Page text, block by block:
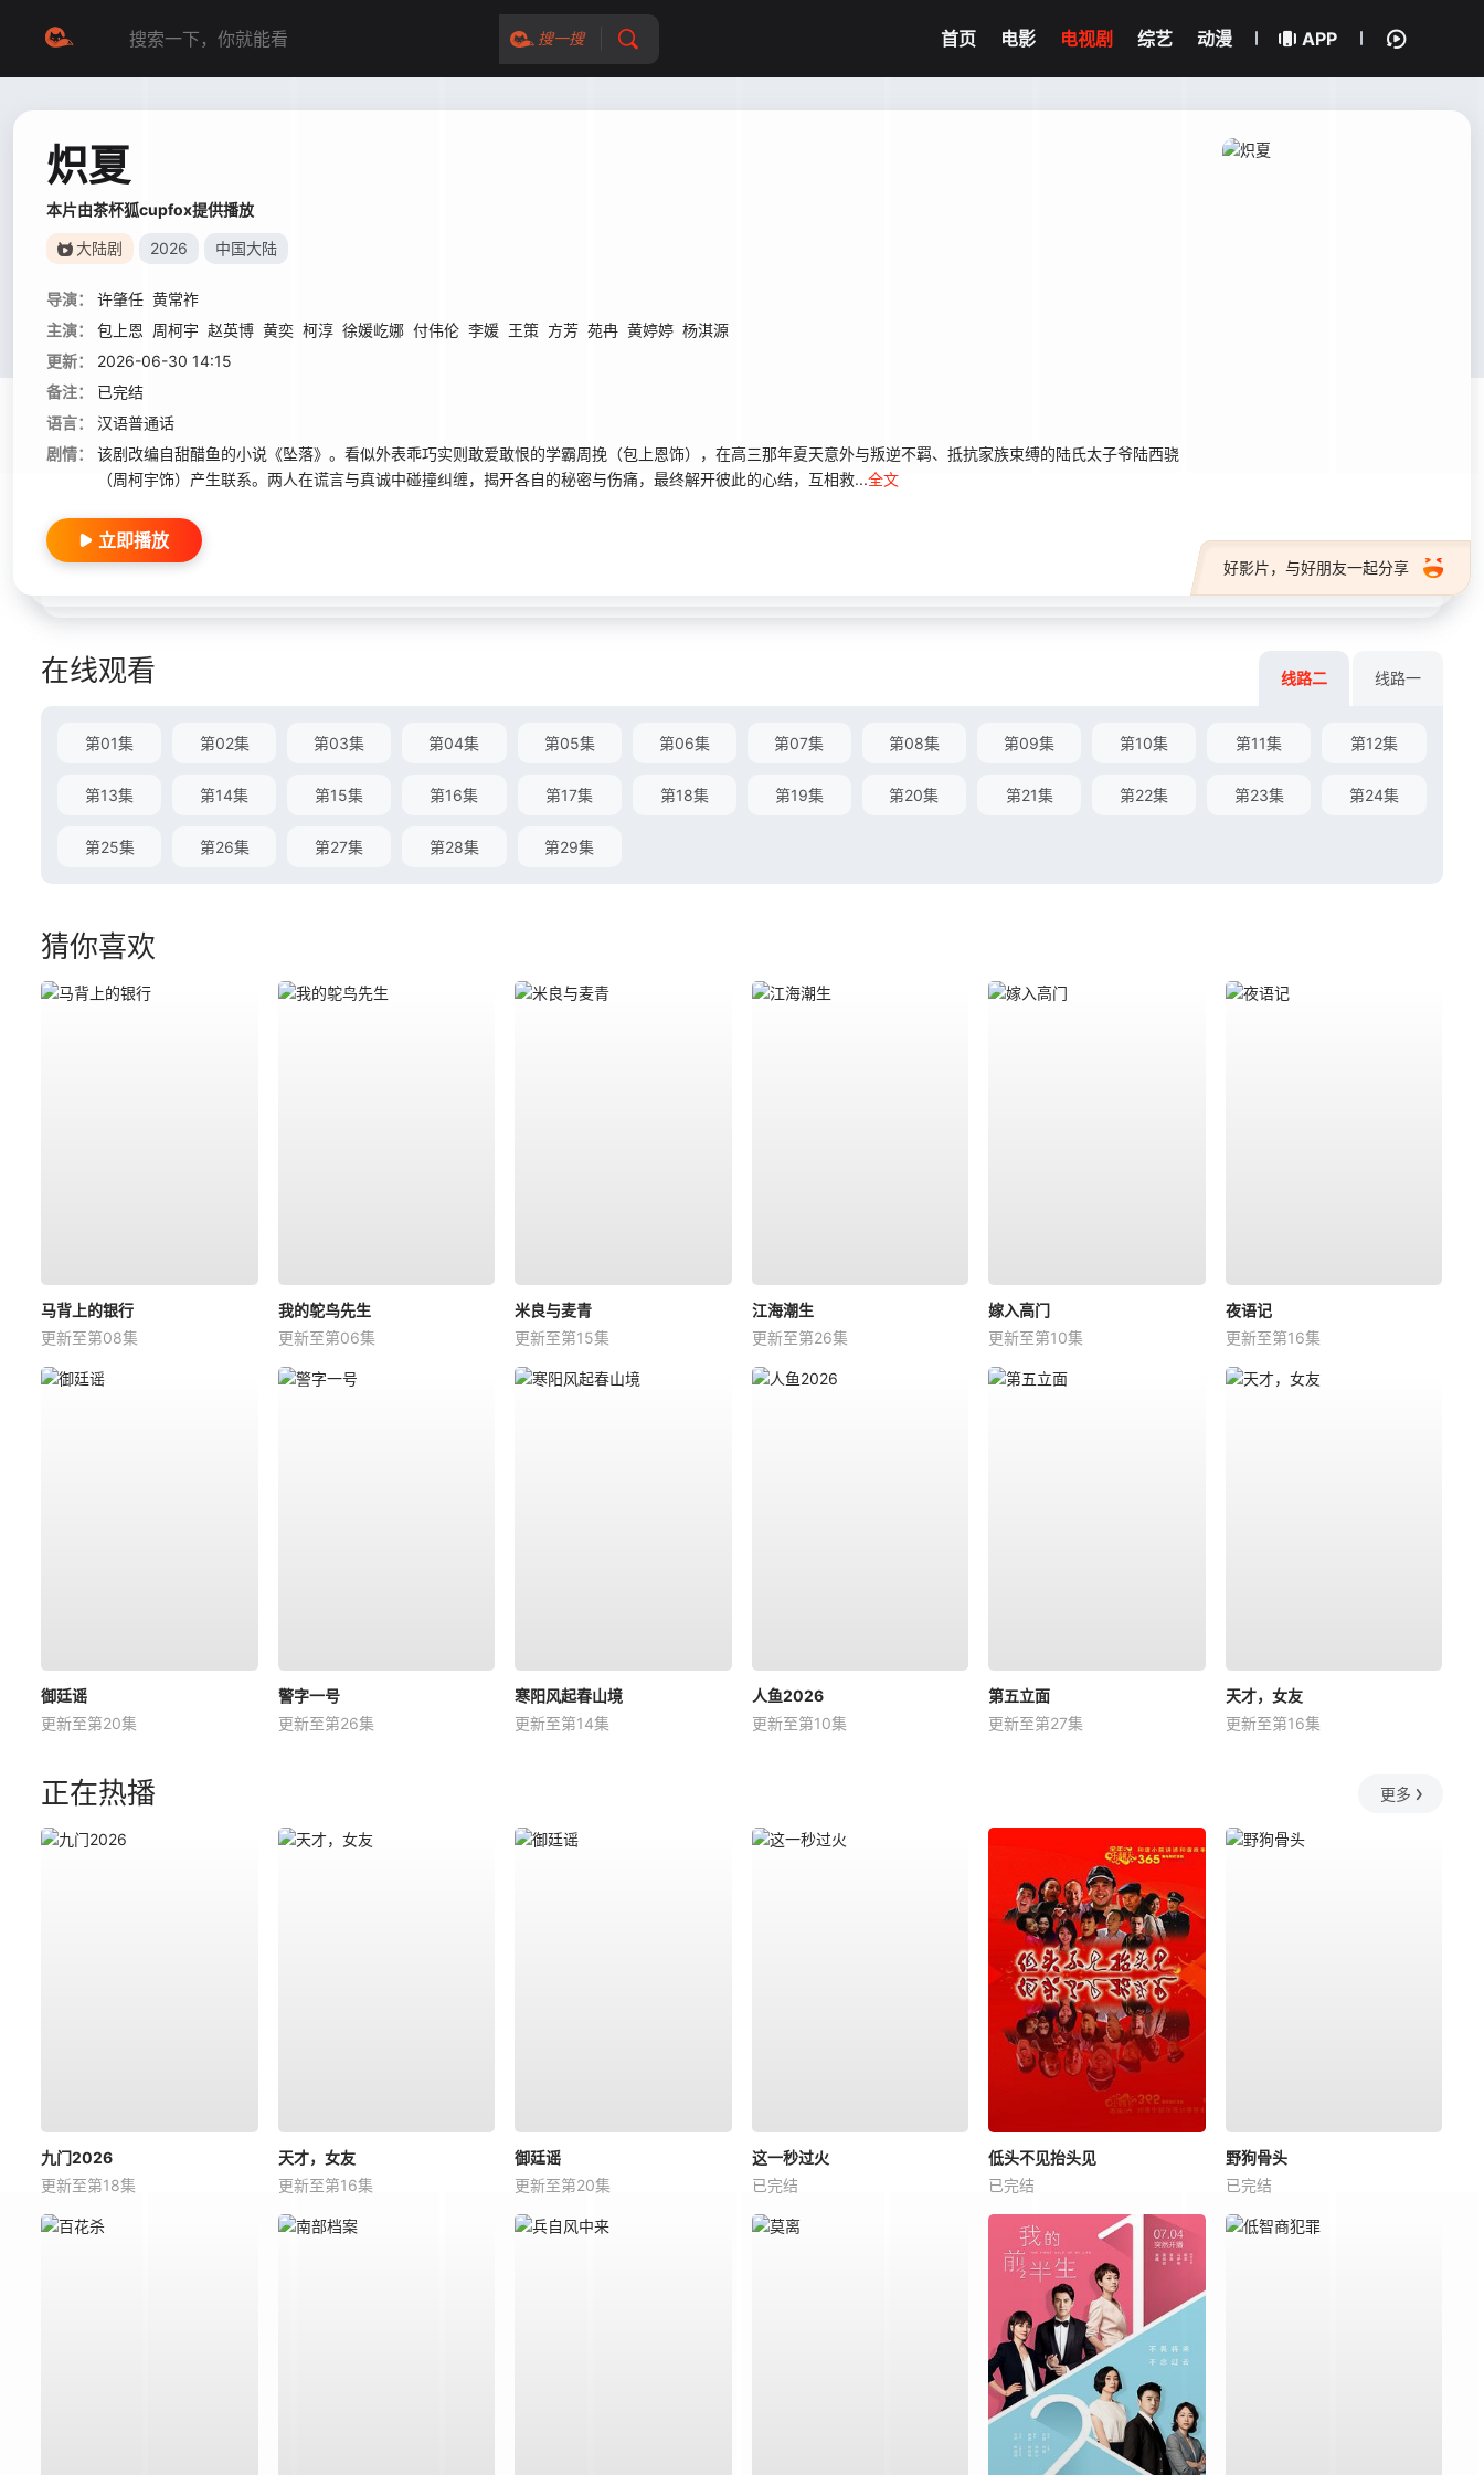
搜一搜 首页 电影 电视剧 综艺 动漫 APP
炽夏
本片由茶杯狐cupfox提供播放
大陆剧 2026 中国大陆
导演： 许肇任 黄常祚
主演：
包上恩 周柯宇 赵英博 黄奕 柯淳 徐媛屹娜 付伟伦 李媛 王策 方芳 苑冉 黄婷婷 杨淇源
更新：
2026-06-30 14:15
备注：
已完结
语言：
汉语普通话
剧情：
该剧改编自甜醋鱼的小说《坠落》。看似外表乖巧实则敢爱敢恨的学霸周挽（包上恩饰），在高三那年夏天意外与叛逆不羁、抵抗家族束缚的陆氏太子爷陆西骁
（周柯宇饰）产生联系。两人在谎言与真诚中碰撞纠缠，揭开各自的秘密与伤痛，最终解开彼此的心结，互相救...全文
好影片，与好朋友一起分享
立即播放
在线观看 线路二 线路一
第01集 第02集 第03集 第04集 第05集 第06集 第07集 第08集 第09集 第10集 第11集 第12集
第13集 第14集 第15集 第16集 第17集 第18集 第19集 第20集 第21集 第22集 第23集 第24集
第25集 第26集 第27集 第28集 第29集
猜你喜欢
马背上的银行
更新至第08集
我的鸵鸟先生
更新至第06集
米良与麦青
更新至第15集
江海潮生
更新至第26集
嫁入高门
更新至第10集
夜语记
更新至第16集
御廷谣
更新至第20集
警字一号
更新至第26集
寒阳风起春山境
更新至第14集
人鱼2026
更新至第10集
第五立面
更新至第27集
天才，女友
更新至第16集
正在热播 更多
九门2026
更新至第18集
天才，女友
更新至第16集
御廷谣
更新至第20集
这一秒过火
已完结
低头不见抬头见
已完结
野狗骨头
已完结